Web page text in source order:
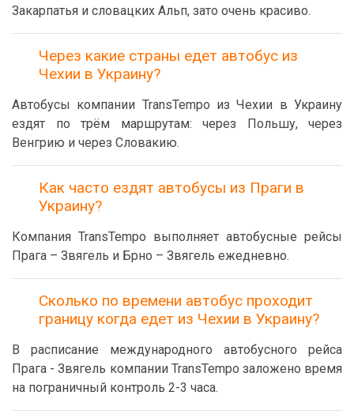
Закарпатья и словацких Альп, зато очень красиво.
Через какие страны едет автобус из
Чехии в Украину?
Автобусы компании TransTempo из Чехии в Украину
ездят по трём маршрутам: через Польшу, через
Венгрию и через Словакию.
Как часто ездят автобусы из Праги в
Украину?
Компания TransTempo выполняет автобусные рейсы
Прага – Звягель и Брно – Звягель ежедневно.
Сколько по времени автобус проходит
границу когда едет из Чехии в Украину?
В расписание международного автобусного рейса
Прага - Звягель компании TransTempo заложено время
на пограничный контроль 2-3 часа.